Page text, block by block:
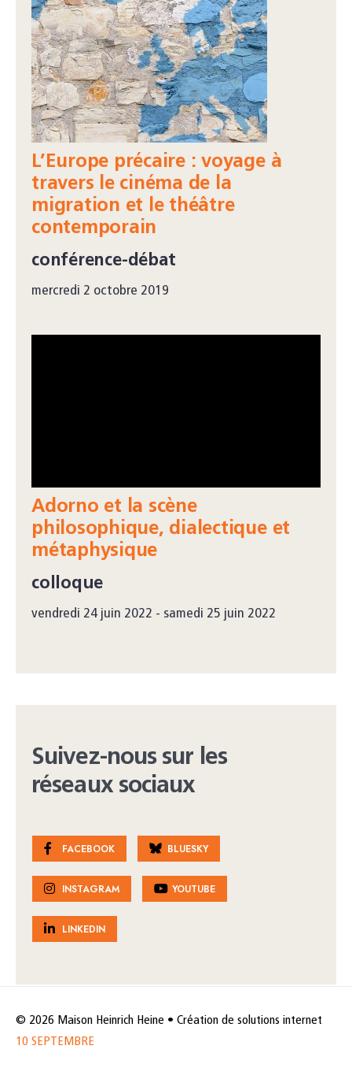
L’Europe précaire : voyage à
travers le cinéma de la
migration et le théâtre
contemporain
conférence-débat
mercredi 2 octobre 2019
Adorno et la scène
philosophique, dialectique et
métaphysique
colloque
vendredi 24 juin 2022 - samedi 25 juin 2022
Suivez-nous sur les
réseaux sociaux
FACEBOOK BLUESKY
INSTAGRAM YOUTUBE
LINKEDIN
© 2026 Maison Heinrich Heine • Création de solutions internet
10 SEPTEMBRE